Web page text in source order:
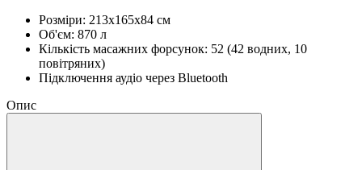
Розміри: 213х165х84 см
Об'єм: 870 л
Кількість масажних форсунок: 52 (42 водних, 10
повітряних)
Підключення аудіо через Bluetooth
Опис